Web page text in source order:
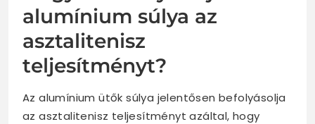
alumínium súlya az
asztalitenisz
teljesítményt?
Az alumínium ütők súlya jelentősen befolyásolja
az asztalitenisz teljesítményt azáltal, hogy